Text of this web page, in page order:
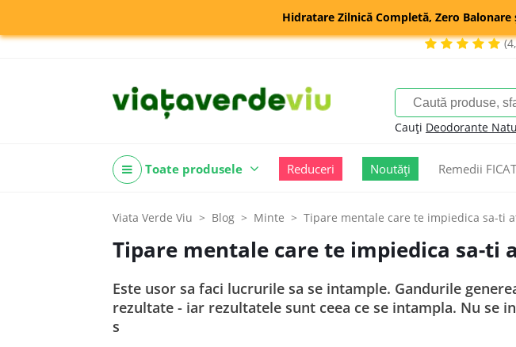
Hidratare Zilnică Completă, Zero
Cauți Deodorante
Toate produsele Reduceri Noutăți Remedii FICAT
Viata Verde Viu Blog Minte Tipare mentale care te impiedica sa-ti
Tipare mentale care te impiedica sa-
Este usor sa faci lucrurile sa se intample. Gandurile
rezultate - iar rezultatele sunt ceea ce se intampla. Nu se
s